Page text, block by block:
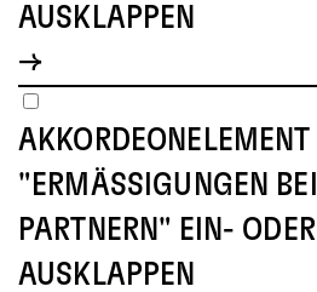
USKLAPPEN
AKKORDEONELEMENT
"ERMÄSSIGUNGEN BEI P
ARTNERN" EIN- ODER A
USKLAPPEN